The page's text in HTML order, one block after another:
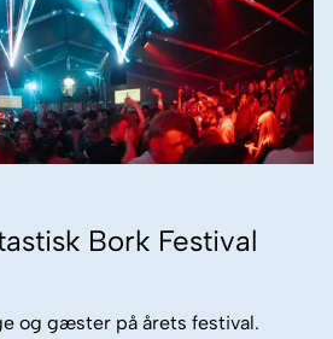
Bork Festival
og gæster på årets festival.